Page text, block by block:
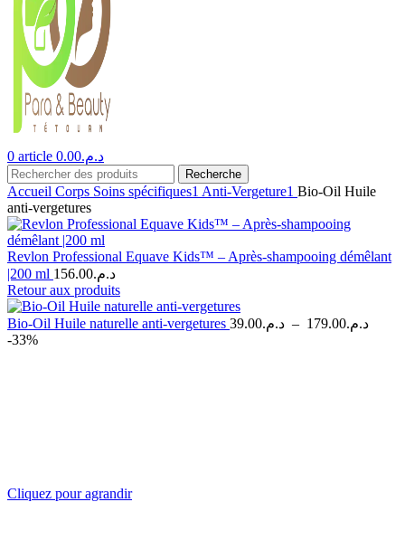
0 article د.م.0.00
Recherche
Accueil Corps Soins spécifiques1 Anti-Vergeture1 Bio-Oil Huile
anti-vergetures
Revlon Professional Equave Kids™ – Après-shampooing démêlant
|200 ml
د.م.156.00
Retour aux produits
Bio-Oil Huile naturelle anti-vergetures د.م.39.00 – د.م.179.00
Plage
-33%
Cliquez pour agrandir